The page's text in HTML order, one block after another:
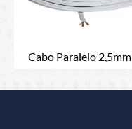
Cabo Paralelo 2,5mm